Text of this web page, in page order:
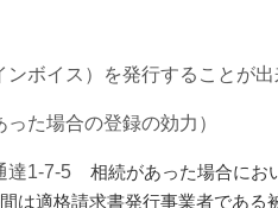
ンボイス）を発行することが
った場合の登録の効力）
達1-7-5 相続があった場合にお
は適格請求書発行事業者である